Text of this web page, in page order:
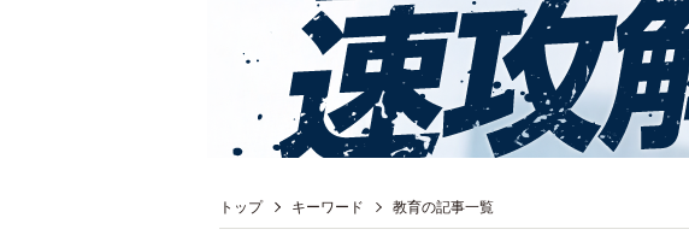
トップ キーワード 教育の記事一覧